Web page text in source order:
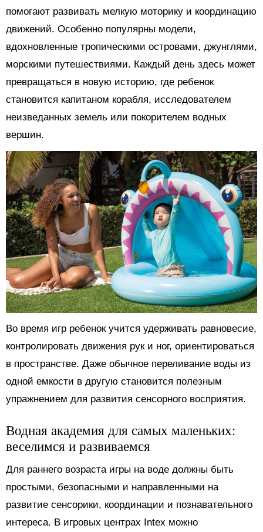
помогают развивать мелкую моторику и координацию
движений. Особенно популярны модели,
вдохновленные тропическими островами, джунглями,
морскими путешествиями. Каждый день здесь может
превращаться в новую историю, где ребенок
становится капитаном корабля, исследователем
неизведанных земель или покорителем водных
вершин.
Во время игр ребенок учится удерживать равновесие,
контролировать движения рук и ног, ориентироваться
в пространстве. Даже обычное переливание воды из
одной емкости в другую становится полезным
упражнением для развития сенсорного восприятия.
Водная академия для самых маленьких:
веселимся и развиваемся
Для раннего возраста игры на воде должны быть
простыми, безопасными и направленными на
развитие сенсорики, координации и познавательного
интереса. В игровых центрах Intex можно